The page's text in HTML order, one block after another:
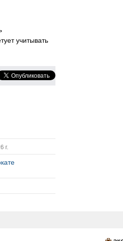
учитывать
г.